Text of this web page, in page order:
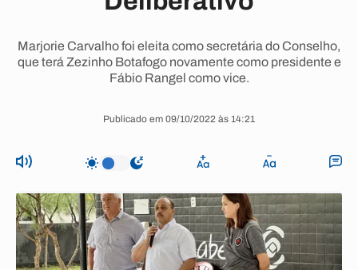
Marjorie Carvalho foi eleita como secretária do Conselho,
que terá Zezinho Botafogo novamente como presidente e
Fábio Rangel como vice.
Publicado em 09/10/2022 às 14:21